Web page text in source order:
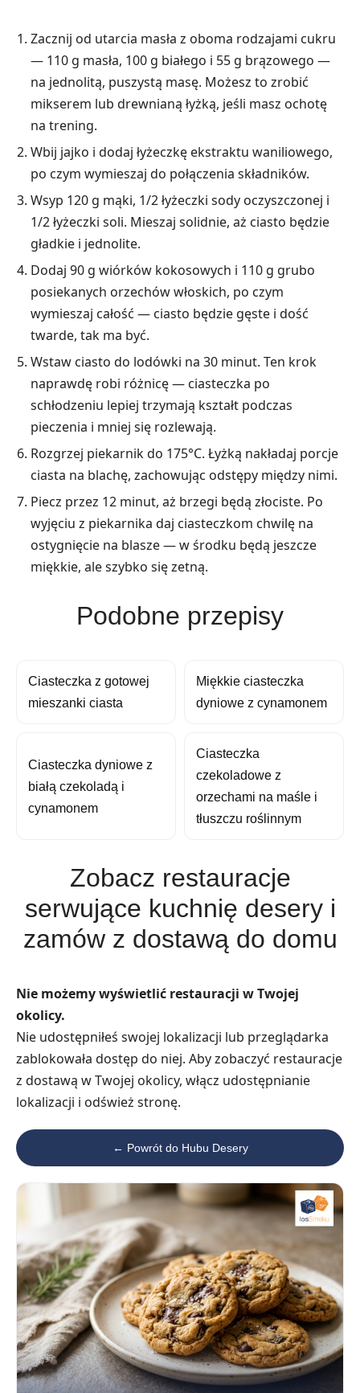
Zacznij od utarcia masła z oboma rodzajami cukru
— 110 g masła, 100 g białego i 55 g brązowego —
na jednolitą, puszystą masę. Możesz to zrobić
mikserem lub drewnianą łyżką, jeśli masz ochotę
na trening.
Wbij jajko i dodaj łyżeczkę ekstraktu waniliowego,
po czym wymieszaj do połączenia składników.
Wsyp 120 g mąki, 1/2 łyżeczki sody oczyszczonej i
1/2 łyżeczki soli. Mieszaj solidnie, aż ciasto będzie
gładkie i jednolite.
Dodaj 90 g wiórków kokosowych i 110 g grubo
posiekanych orzechów włoskich, po czym
wymieszaj całość — ciasto będzie gęste i dość
twarde, tak ma być.
Wstaw ciasto do lodówki na 30 minut. Ten krok
naprawdę robi różnicę — ciasteczka po
schłodzeniu lepiej trzymają kształt podczas
pieczenia i mniej się rozlewają.
Rozgrzej piekarnik do 175°C. Łyżką nakładaj porcje
ciasta na blachę, zachowując odstępy między nimi.
Piecz przez 12 minut, aż brzegi będą złociste. Po
wyjęciu z piekarnika daj ciasteczkom chwilę na
ostygnięcie na blasze — w środku będą jeszcze
miękkie, ale szybko się zetną.
Podobne przepisy
Ciasteczka z gotowej
mieszanki ciasta
Miękkie ciasteczka
dyniowe z cynamonem
Ciasteczka dyniowe z
białą czekoladą i
cynamonem
Ciasteczka
czekoladowe z
orzechami na maśle i
tłuszczu roślinnym
Zobacz restauracje
serwujące kuchnię desery i
zamów z dostawą do domu
Nie możemy wyświetlić restauracji w Twojej
okolicy.
Nie udostępniłeś swojej lokalizacji lub przeglądarka
zablokowała dostęp do niej. Aby zobaczyć restauracje
z dostawą w Twojej okolicy, włącz udostępnianie
lokalizacji i odśwież stronę.
← Powrót do Hubu Desery